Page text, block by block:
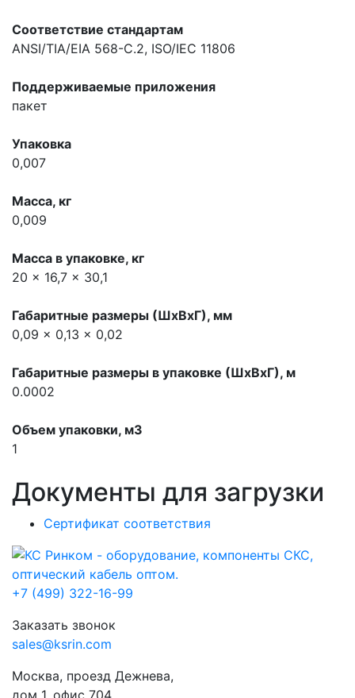
Соответствие стандартам
ANSI/TIA/EIA 568-C.2, ISO/IEC 11806
Поддерживаемые приложения
пакет
Упаковка
0,007
Масса, кг
0,009
Масса в упаковке, кг
20 x 16,7 x 30,1
Габаритные размеры (ШхВхГ), мм
0,09 x 0,13 x 0,02
Габаритные размеры в упаковке (ШхВхГ), м
0.0002
Объем упаковки, м3
1
Документы для загрузки
Сертификат соответствия
+7 (499) 322-16-99
Заказать звонок
sales@ksrin.com
Москва, проезд Дежнева,
дом 1, офис 704